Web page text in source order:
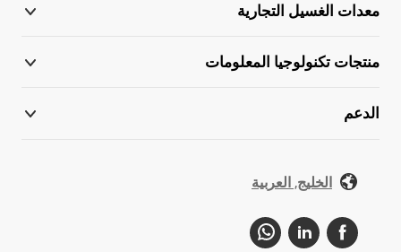
معدات الغسيل التجارية
منتجات تكنولوجيا المعلومات
الدعم
الخليج, العربية